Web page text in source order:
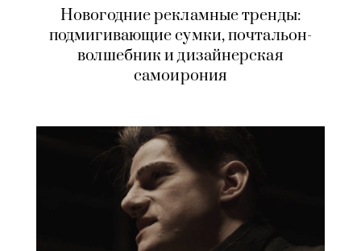
Новогодние рекламные тренды:
подмигивающие сумки, почтальон-
волшебник и дизайнерская
самоирония